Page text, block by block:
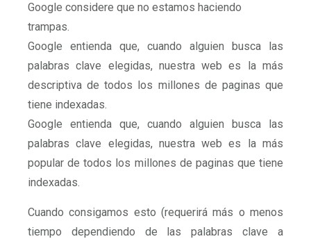
Google considere que no estamos haciendo
trampas.
Google entienda que, cuando alguien busca las
palabras clave elegidas, nuestra web es la más
descriptiva de todos los millones de paginas que
tiene indexadas.
Google entienda que, cuando alguien busca las
palabras clave elegidas, nuestra web es la más
popular de todos los millones de paginas que tiene
indexadas.
Cuando consigamos esto (requerirá más o menos
tiempo dependiendo de las palabras clave a